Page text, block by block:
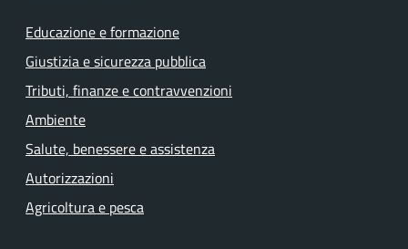
Educazione e formazione
Giustizia e sicurezza pubblica
Tributi, finanze e contravvenzioni
Ambiente
Salute, benessere e assistenza
Autorizzazioni
Agricoltura e pesca